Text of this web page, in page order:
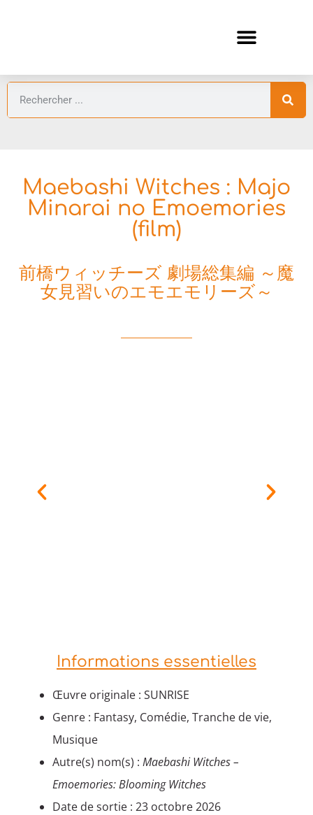
Maebashi Witches : Majo
Minarai no Emoemories
(film)
前橋ウィッチーズ 劇場総集編 ～魔
女見習いのエモエモリーズ～
Informations essentielles
Œuvre originale : SUNRISE
Genre : Fantasy, Comédie, Tranche de vie,
Musique
Autre(s) nom(s) : Maebashi Witches –
Emoemories: Blooming Witches
Date de sortie : 23 octobre 2026